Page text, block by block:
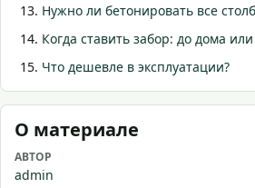
Нужно ли бетонировать все
Когда ставить забор: до дома
Что дешевле в эксплуатации?
О материале
АВТОР
admin